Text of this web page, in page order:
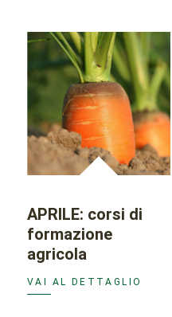
APRILE: corsi di
formazione
agricola
VAI AL DETTAGLIO